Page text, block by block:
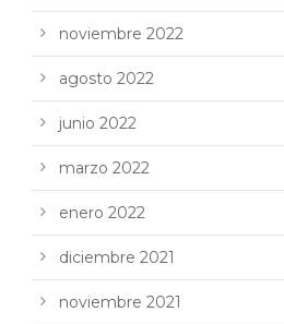
noviembre 2022
agosto 2022
junio 2022
marzo 2022
enero 2022
diciembre 2021
noviembre 2021